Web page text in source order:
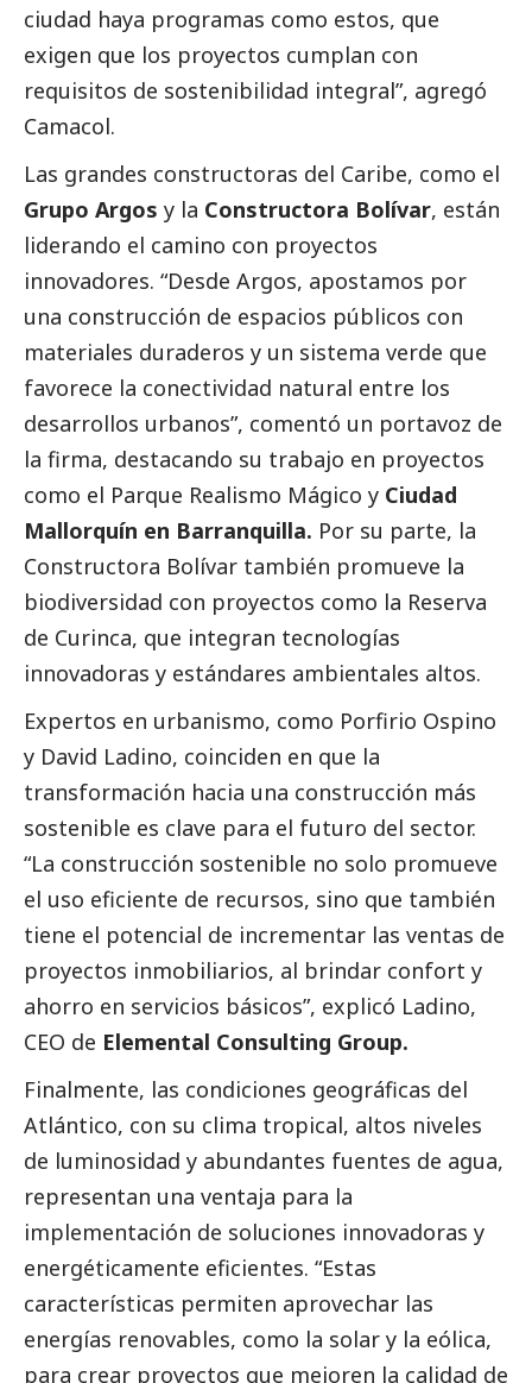
ciudad haya programas como estos, que
exigen que los proyectos cumplan con
requisitos de sostenibilidad integral”, agregó
Camacol.
Las grandes constructoras del Caribe, como el
Grupo Argos y la Constructora Bolívar, están
liderando el camino con proyectos
innovadores. “Desde Argos, apostamos por
una construcción de espacios públicos con
materiales duraderos y un sistema verde que
favorece la conectividad natural entre los
desarrollos urbanos”, comentó un portavoz de
la firma, destacando su trabajo en proyectos
como el Parque Realismo Mágico y Ciudad
Mallorquín en Barranquilla. Por su parte, la
Constructora Bolívar también promueve la
biodiversidad con proyectos como la Reserva
de Curinca, que integran tecnologías
innovadoras y estándares ambientales altos.
Expertos en urbanismo, como Porfirio Ospino
y David Ladino, coinciden en que la
transformación hacia una construcción más
sostenible es clave para el futuro del sector.
“La construcción sostenible no solo promueve
el uso eficiente de recursos, sino que también
tiene el potencial de incrementar las ventas de
proyectos inmobiliarios, al brindar confort y
ahorro en servicios básicos”, explicó Ladino,
CEO de Elemental Consulting Group.
Finalmente, las condiciones geográficas del
Atlántico, con su clima tropical, altos niveles
de luminosidad y abundantes fuentes de agua,
representan una ventaja para la
implementación de soluciones innovadoras y
energéticamente eficientes. “Estas
características permiten aprovechar las
energías renovables, como la solar y la eólica,
para crear proyectos que mejoren la calidad de